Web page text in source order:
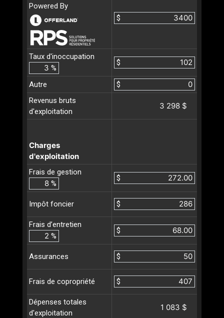
Powered By
$
Taux d'inoccupation
%
$
Autre
$
Revenus bruts
d'exploitation
3 298 $
Charges
d'exploitation
Frais de gestion
%
$
Impôt foncier $
Frais d’entretien
%
$
Assurances $
Frais de copropriété $
Dépenses totales
d'exploitation
1 083 $